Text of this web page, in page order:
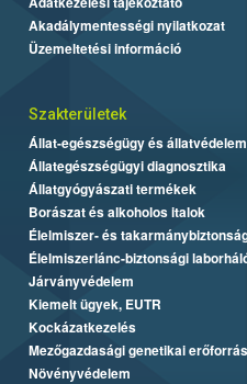
Akadálymentességi nyilatkozat
Üzemeltetési információ
Szakterületek
Állat-egészségügy és állatvédelem
Állategészségügyi diagnosztika
Állatgyógyászati termékek
Borászat és alkoholos italok
Élelmiszer- és
Élelmiszerlánc-biztonsági
Járványvédelem
Kiemelt ügyek, EUTR
Kockázatkezelés
Mezőgazdasági genetikai
Növényvédelem